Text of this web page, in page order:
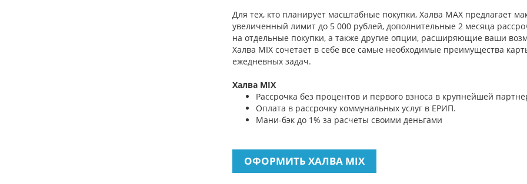
Для тех, кто планирует масштабные покупки, Халва MAХ предлагает
увеличенный лимит до 5 000 рублей, дополнительные 2 месяца
на отдельные покупки, а также другие опции, расширяющие ваши
Халва MIX сочетает в себе все самые необходимые преимущества
ежедневных задач.
Халва MIX
Рассрочка без процентов и первого взноса в крупнейшей
Оплата в рассрочку коммунальных услуг в ЕРИП.
Мани-бэк до 1% за расчеты своими деньгами
ОФОРМИТЬ ХАЛВА MIX